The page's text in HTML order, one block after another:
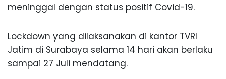
meninggal dengan status positif Covid-19.
Lockdown yang dilaksanakan di kantor TVRI
Jatim di Surabaya selama 14 hari akan berlaku
sampai 27 Juli mendatang.